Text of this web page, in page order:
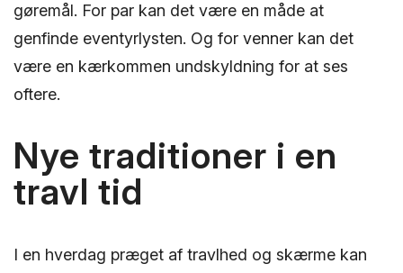
gøremål. For par kan det være en måde at
genfinde eventyrlysten. Og for venner kan det
være en kærkommen undskyldning for at ses
oftere.
Nye traditioner i en
travl tid
I en hverdag præget af travlhed og skærme kan